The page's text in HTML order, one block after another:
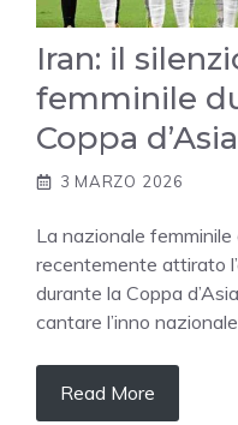
Iran: il
femminile
Coppa d’Asia
3 MARZO 2026
La nazionale femminile
recentemente attirato
durante la Coppa
cantare l’inno
Read More